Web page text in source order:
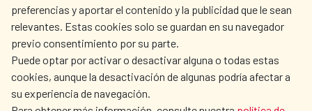
preferencias y aportar el contenido y la publicidad que le sean
relevantes. Estas cookies solo se guardan en su navegador
previo consentimiento por su parte.
Puede optar por activar o desactivar alguna o todas estas
cookies, aunque la desactivación de algunas podría afectar a
su experiencia de navegación.
OUR SOCIAL MEDIA